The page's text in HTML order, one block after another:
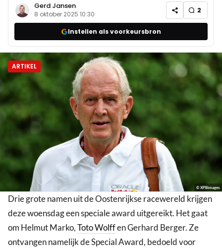
Gerd Jansen
8 oktober 2025 10:30 2
Instellen als voorkeursbron
ARTIKEL
© XPBimages
Drie grote namen uit de Oostenrijkse racewereld krijgen
deze woensdag een speciale award uitgereikt. Het gaat
om Helmut Marko,Toto Wolffen Gerhard Berger. Ze
ontvangen namelijk de Special Award, bedoeld voor